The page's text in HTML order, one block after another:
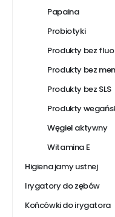
Papaina
Probiotyki
Produkty bez
Produkty bez
Produkty bez SLS
Produkty
Węgiel aktywny
Witamina E
Higiena jamy ustnej
Irygatory do zębów
Końcówki do irygatora